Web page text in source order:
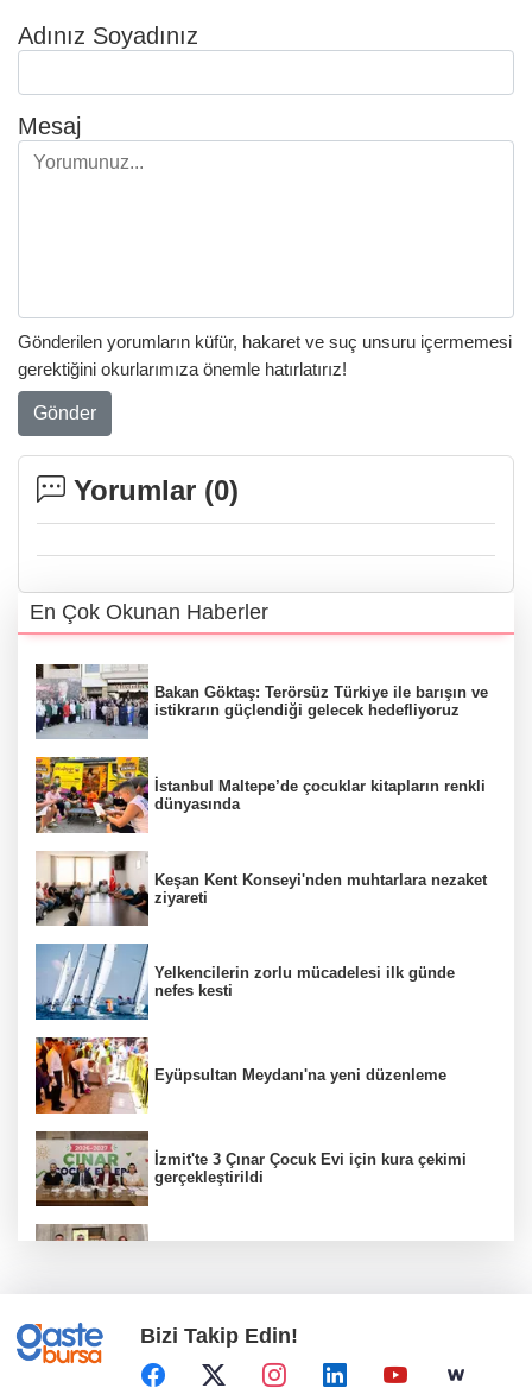
Adınız Soyadınız
Mesaj
Gönderilen yorumların küfür, hakaret ve suç unsuru içermemesi
gerektiğini okurlarımıza önemle hatırlatırız!
Gönder
Yorumlar (0)
En Çok Okunan Haberler
Bakan Göktaş: Terörsüz Türkiye ile barışın ve
istikrarın güçlendiği gelecek hedefliyoruz
İstanbul Maltepe’de çocuklar kitapların renkli
dünyasında
Keşan Kent Konseyi'nden muhtarlara nezaket
ziyareti
Yelkencilerin zorlu mücadelesi ilk günde
nefes kesti
Eyüpsultan Meydanı'na yeni düzenleme
İzmit'te 3 Çınar Çocuk Evi için kura çekimi
gerçekleştirildi
Bursa Tabip Odası: Hekimlik 5 dakikaya
sığmaz
Bizi Takip Edin!